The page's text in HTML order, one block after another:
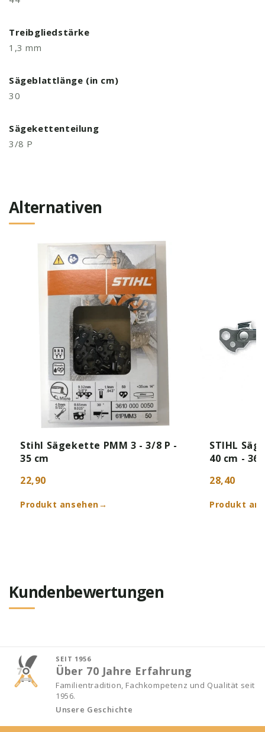
Treibgliedstärke
1,3 mm
Sägeblattlänge (in cm)
30
Sägekettenteilung
3/8 P
Alternativen
Stihl Sägekette PMM 3 - 3/8 P -
35 cm
22,90
Produkt ansehen→
STIHL
40 cm -
28,40
Produkt
Kundenbewertungen
SEIT 1956
Über 70 Jahre Erfahrung
Familientradition, Fachkompetenz und Qualität seit
1956.
Unsere Geschichte